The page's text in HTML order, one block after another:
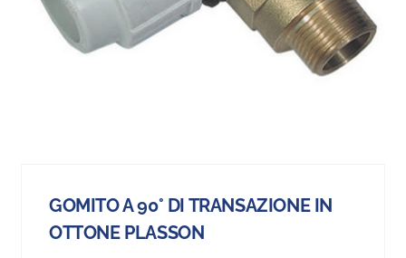
GOMITO A 90° DI TRANSAZIONE IN
OTTONE PLASSON